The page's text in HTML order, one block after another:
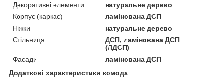
Декоративні елементи
натуральне дерево
Корпус (каркас)
ламінована ДСП
Ніжки
натуральне дерево
Стільниця
ДСП, ламінована ДСП
(ЛДСП)
Фасади
ламінована ДСП
Додаткові характеристики комода